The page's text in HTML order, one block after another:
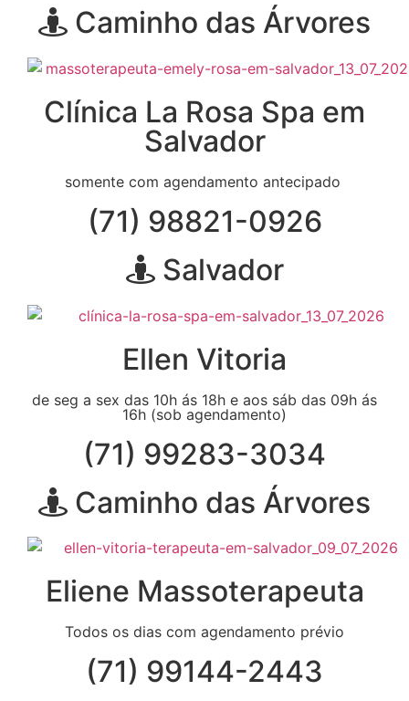
Caminho das Árvores
Clínica La Rosa Spa em
Salvador
somente com agendamento antecipado
(71) 98821-0926
Salvador
Ellen Vitoria
de seg a sex das 10h ás 18h e aos sáb das 09h ás
16h (sob agendamento)
(71) 99283-3034
Caminho das Árvores
Eliene Massoterapeuta
Todos os dias com agendamento prévio
(71) 99144-2443